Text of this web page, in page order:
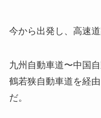
今から出発し、高速
九州自動車道〜中国
鶴若狭自動車道を経
だ。